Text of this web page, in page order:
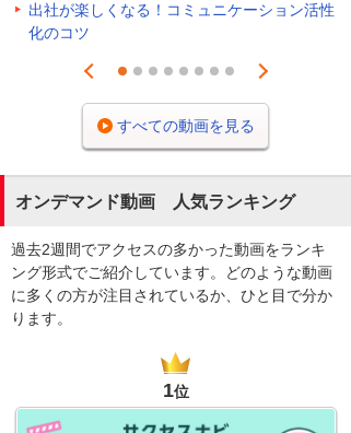
出社が楽しくなる！コミュニケーション活性
化のコツ
Prev
1 2 3 4 5 6 7 8
Next
すべての動画を見る
オンデマンド動画 人気ランキング
過去2週間でアクセスの多かった動画をランキ
ング形式でご紹介しています。どのような動画
に多くの方が注目されているか、ひと目で分か
ります。
1位